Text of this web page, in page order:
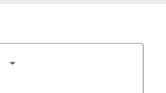
arrow_drop_down